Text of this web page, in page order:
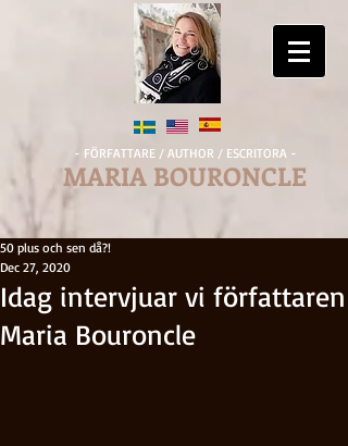
- FÖRFATTARE / AUTHOR / ESCRITORA -
MARIA BOURONCLE
Idag intervjuar vi författaren
Maria Bouroncle
50 plus och sen då?!
Dec 27, 2020